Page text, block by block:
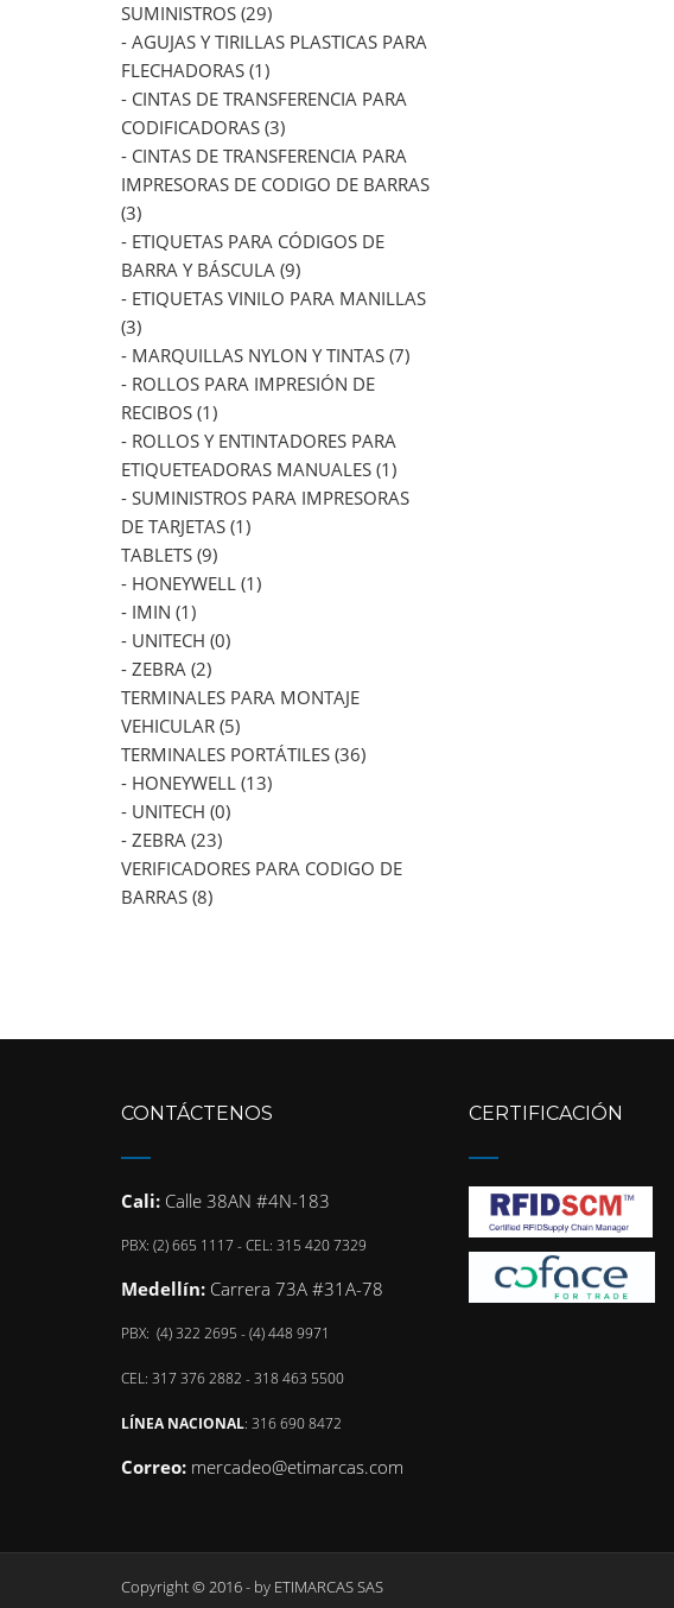
SUMINISTROS (29)
- AGUJAS Y TIRILLAS PLASTICAS PARA
FLECHADORAS (1)
- CINTAS DE TRANSFERENCIA PARA
CODIFICADORAS (3)
- CINTAS DE TRANSFERENCIA PARA
IMPRESORAS DE CODIGO DE BARRAS
(3)
- ETIQUETAS PARA CÓDIGOS DE
BARRA Y BÁSCULA (9)
- ETIQUETAS VINILO PARA MANILLAS
(3)
- MARQUILLAS NYLON Y TINTAS (7)
- ROLLOS PARA IMPRESIÓN DE
RECIBOS (1)
- ROLLOS Y ENTINTADORES PARA
ETIQUETEADORAS MANUALES (1)
- SUMINISTROS PARA IMPRESORAS
DE TARJETAS (1)
TABLETS (9)
- HONEYWELL (1)
- IMIN (1)
- UNITECH (0)
- ZEBRA (2)
TERMINALES PARA MONTAJE
VEHICULAR (5)
TERMINALES PORTÁTILES (36)
- HONEYWELL (13)
- UNITECH (0)
- ZEBRA (23)
VERIFICADORES PARA CODIGO DE
BARRAS (8)
CONTÁCTENOS
Cali: Calle 38AN #4N-183
PBX: (2) 665 1117 - CEL: 315 420 7329
Medellín: Carrera 73A #31A-78
PBX: (4) 322 2695 - (4) 448 9971
CEL: 317 376 2882 - 318 463 5500
LÍNEA NACIONAL: 316 690 8472
Correo: mercadeo@etimarcas.com
CERTIFICACIÓN
Copyright © 2016 - by ETIMARCAS SAS